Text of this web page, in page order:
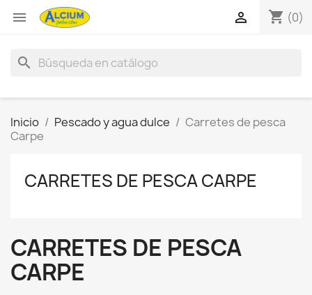
 shopping_cart (0)

search
Inicio Pescado y agua dulce
Carretes de pesca
Carpe
CARRETES DE PESCA CARPE
CARRETES DE PESCA
CARPE